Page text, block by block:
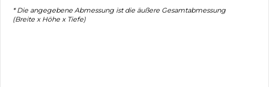
* Die angegebene Abmessung ist die äußere Gesamtabmessung
(Breite x Höhe x Tiefe)